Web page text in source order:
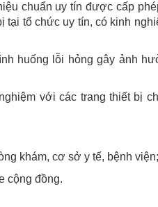
chuẩn uy tín được cấp
tổ chức uy tín, có kinh
huống lỗi hỏng gây ảnh
với các trang thiết bị
khám, cơ sở y tế, bệnh viện;
cộng đồng.